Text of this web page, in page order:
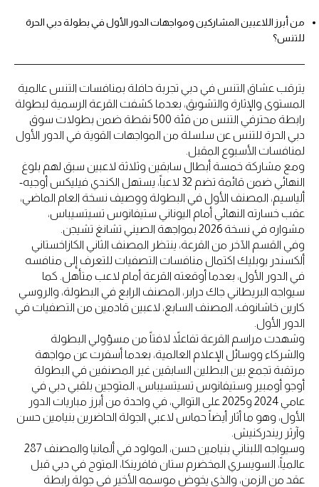
من أبرز اللاعبين المشاركين ومواجهات الدور الأول في بطولة دبي الحرة
للتنس؟
يترقب عشاق التنس في دبي تجربة حافلة بمنافسات التنس عالمية
المستوى والإثارة والتشويق، بعدما كشفت القرعة الرسمية لبطولة
رابطة محترفي التنس من فئة 500 نقطة ضمن بطولات سوق
دبي الحرة للتنس عن سلسلة من المواجهات القوية في الدور الأول
لمنافسات الأسبوع المقبل.
ومع مشاركة خمسة أبطال سابقين وثلاثة لاعبين سبق لهم بلوغ
النهائي ضمن قائمة تضم 32 لاعباً، يستهل الكندي فيليكس أوجيه-
ألياسيم، المصنف الأول في البطولة ووصيف نسخة العام الماضي،
عقب خسارته النهائي أمام اليوناني ستيفانوس تسيتسيباس،
مشواره في نسخة 2026 بمواجهة الصيني تشانغ تشيجن.
وفي القسم الآخر من القرعة، ينتظر المصنف الثاني الكازاخستاني
ألكسندر بوبليك اكتمال منافسات التصفيات للتعرف إلى منافسه
في الدور الأول، بعدما أوقعته القرعة أمام لاعب متأهل. كما
سيواجه البريطاني جاك درابر، المصنف الرابع في البطولة، والروسي
كارين خاشانوف، المصنف السابع، لاعبين قادمين من التصفيات في
الدور الأول.
وشهدت مراسم القرعة تفاعلاً لافتاً من مسؤولي البطولة
والشركاء ووسائل الإعلام العالمية، بعدما أسفرت عن مواجهة
مرتقبة تجمع بين البطلين السابقين غير المصنفين في البطولة
أوجو أومبير وستيفانوس تسيتسيباس، المتوجين بلقبي دبي في
عامي 2024 و2025 على التوالي، في واحدة من أبرز مباريات الدور
الأول، وهو ما أثار أيضاً حماس لاعبي الجولة الحاضرين بنيامين حسن
وآرثر ريندركنيش.
وسيواجه اللبناني بنيامين حسن، المولود في ألمانيا والمصنف 287
عالمياً، السويسري المخضرم ستان فافرينكا، المتوج في دبي قبل
عقد من الزمن، والذي يخوض موسمه الأخير في جولة رابطة